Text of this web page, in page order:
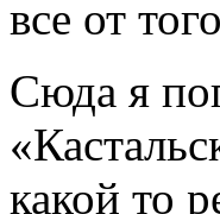
все от
Сюда я
какой то